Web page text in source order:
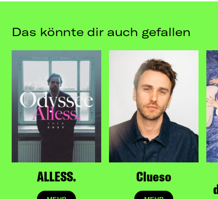
Das könnte dir auch gefallen
ALLESS. Clueso